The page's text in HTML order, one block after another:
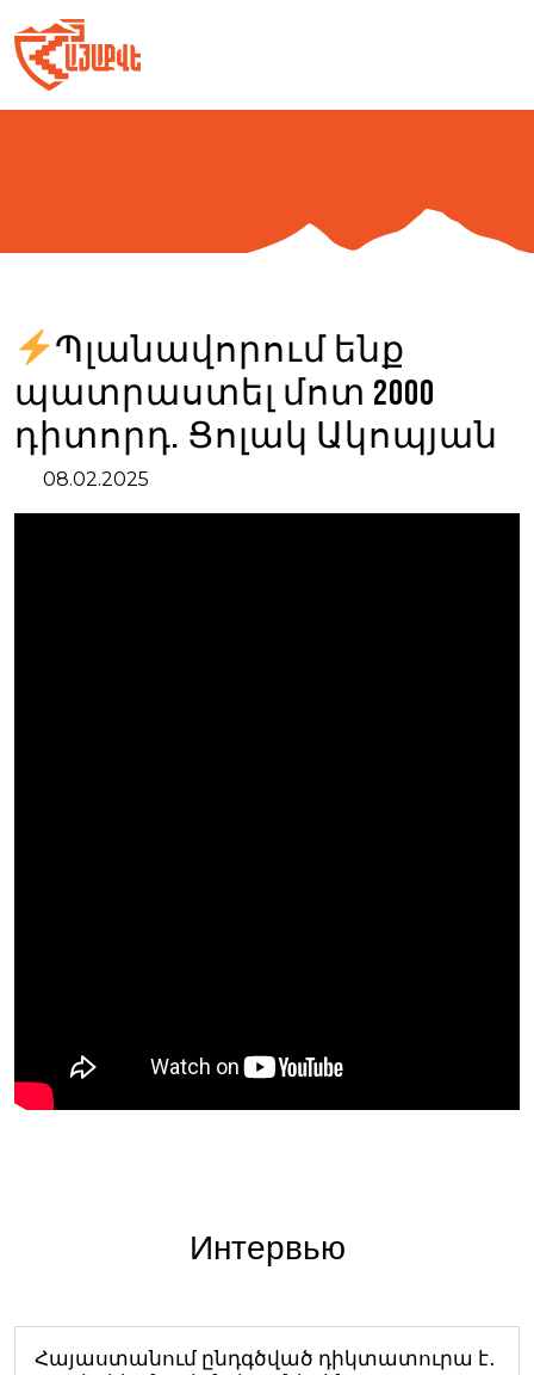
to
content
Պլանավորում ենք
պատրաստել մոտ 2000
դիտորդ. Ցոլակ Ակոպյան
08.02.2025
Интервью
Հայաստանում ընդգծված դիկտատուրա է․